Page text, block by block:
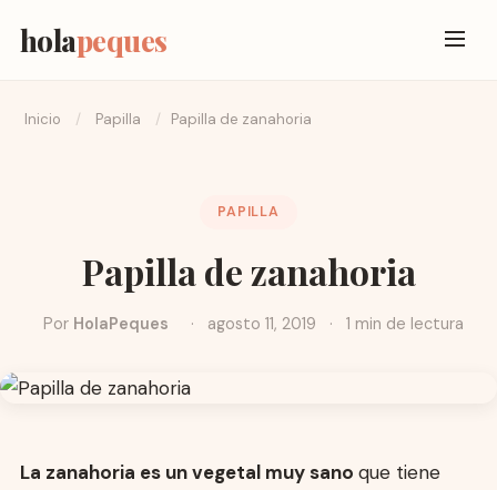
holapeques
Inicio / Papilla / Papilla de zanahoria
PAPILLA
Papilla de zanahoria
Por HolaPeques · agosto 11, 2019 · 1 min de lectura
La zanahoria es un vegetal muy sano que tiene